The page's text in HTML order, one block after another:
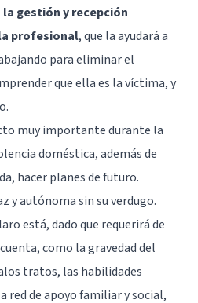
gestión y recepción
profesional, que la ayudará a
para eliminar el
que ella es la víctima, y
muy importante durante la
doméstica, además de
hacer planes de futuro.
y autónoma sin su verdugo.
está, dado que requerirá de
como la gravedad del
tratos, las habilidades
red de apoyo familiar y social,